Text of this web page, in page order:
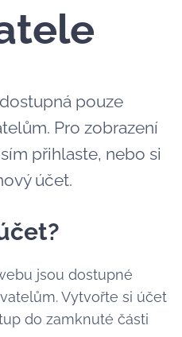
pouze
Pro zobrazení
přihlaste, nebo si
účet.
jsou dostupné
Vytvořte si účet
do zamknuté části